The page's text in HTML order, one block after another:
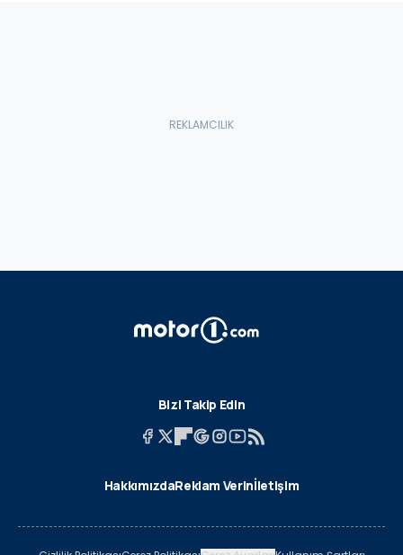
Bizi Takip Edin
HakkımızdaReklam Verinİletişim